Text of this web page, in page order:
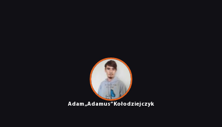
Adam „Adamus” Kołodziejczyk